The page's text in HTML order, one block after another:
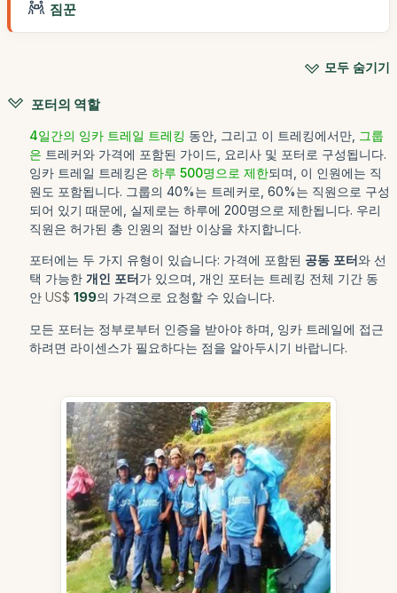
짐꾼
모두 숨기기
포터의 역할
4일간의 잉카 트레일 트레킹 동안, 그리고 이 트레킹에서만, 그룹
은 트레커와 가격에 포함된 가이드, 요리사 및 포터로 구성됩니다.
잉카 트레일 트레킹은 하루 500명으로 제한되며, 이 인원에는 직
원도 포함됩니다. 그룹의 40%는 트레커로, 60%는 직원으로 구성
되어 있기 때문에, 실제로는 하루에 200명으로 제한됩니다. 우리
직원은 허가된 총 인원의 절반 이상을 차지합니다.
포터에는 두 가지 유형이 있습니다: 가격에 포함된 공동 포터와 선
택 가능한 개인 포터가 있으며, 개인 포터는 트레킹 전체 기간 동
안 US$ 199의 가격으로 요청할 수 있습니다.
모든 포터는 정부로부터 인증을 받아야 하며, 잉카 트레일에 접근
하려면 라이센스가 필요하다는 점을 알아두시기 바랍니다.